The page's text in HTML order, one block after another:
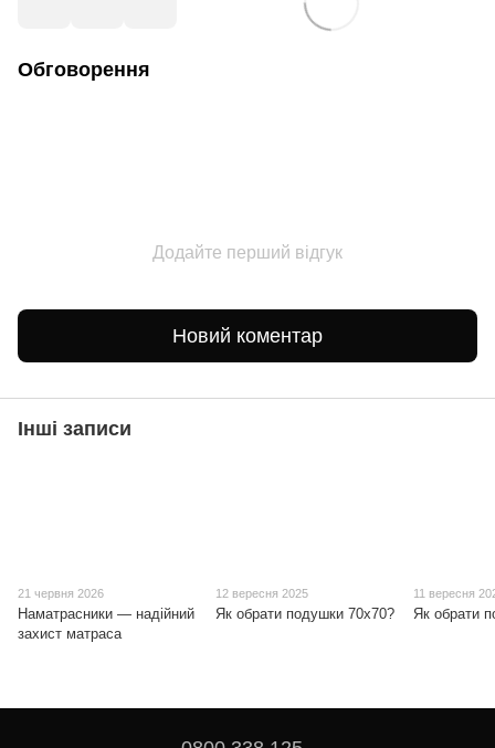
Обговорення
Додайте перший відгук
Новий коментар
Інші записи
21 червня 2026
Наматрасники — надійний
захист матраса
12 вересня 2025
Як обрати подушки 70x70?
11 вересня
Як обрати